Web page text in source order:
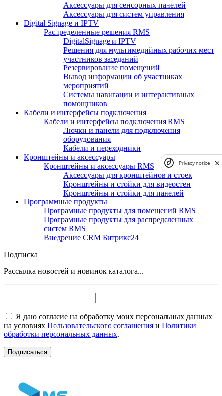
Аксессуары для сенсорных панелей
Аксессуары для систем управления
Digital Signage и IPTV
Распределенные решения RMS
DigitalSignage и IPTV
Решения для мультимедийных рабочих мест
участников заседаний
Резервирование помещений
Вывод информации об участниках
мероприятий
Системы навигации и интерактивных
помощников
Кабели и интерфейсы подключения
Кабели и интерфейсы подключения RMS
Лючки и панели для подключения
оборудования
Кабели и переходники
Кронштейны и аксессуары
Кронштейны и аксессуары RMS
Аксессуары для кронштейнов и стоек
Кронштейны и стойки для видеостен
Кронштейны и стойки для панелей
Программные продукты
Програмные продукты для помещений RMS
Програмные продукты для распределенных
систем RMS
Внедрение CRM Битрикс24
Подписка
Рассылка новостей и новинок каталога...
Я даю согласие на обработку моих персональных данных
на условиях Пользовательского соглашения и Политики
обработки персональных данных.
Privacy notice